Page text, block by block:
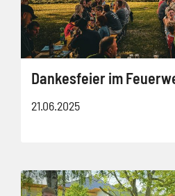
Dankesfeier im
21.06.2025